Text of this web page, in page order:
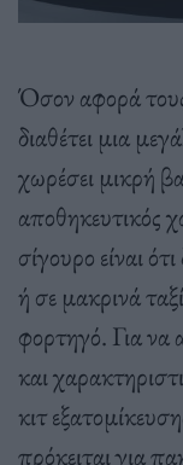
Όσον αφορά
διαθέτει μια
χωρέσει μικρή
αποθηκευτικός
σίγουρο είναι
ή σε μακρινά
φορτηγό. Για να
και
κιτ
πρόκειται για